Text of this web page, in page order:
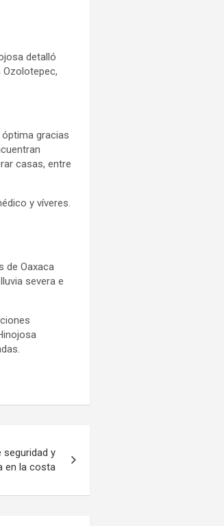
detalló
gracias
casas, entre
y víveres.
de Oaxaca
severa e
seguridad y
en la costa